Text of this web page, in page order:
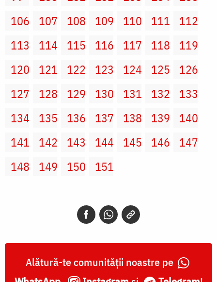
106
107 108 109 110 111
112
113
114 115 116 117 118
119
120
121 122 123 124 125
126
127
128 129 130 131 132
133
134
135 136 137 138 139
140
141
142 143 144 145 146
147
148
149 150 151
Alătură-te comunității noastre pe